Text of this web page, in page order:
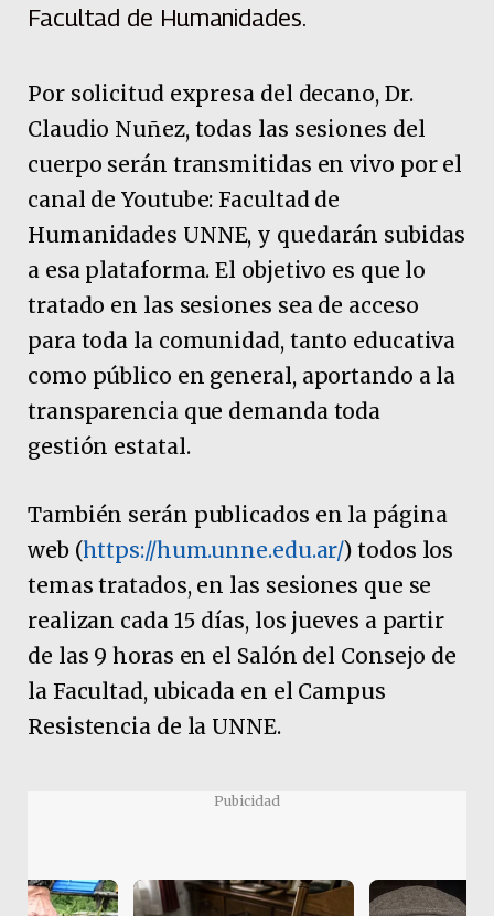
Facultad de Humanidades.
Por solicitud expresa del decano, Dr.
Claudio Nuñez, todas las sesiones del
cuerpo serán transmitidas en vivo por el
canal de Youtube: Facultad de
Humanidades UNNE, y quedarán subidas
a esa plataforma. El objetivo es que lo
tratado en las sesiones sea de acceso
para toda la comunidad, tanto educativa
como público en general, aportando a la
transparencia que demanda toda
gestión estatal.
También serán publicados en la página
web (https://hum.unne.edu.ar/) todos los
temas tratados, en las sesiones que se
realizan cada 15 días, los jueves a partir
de las 9 horas en el Salón del Consejo de
la Facultad, ubicada en el Campus
Resistencia de la UNNE.
Pubicidad